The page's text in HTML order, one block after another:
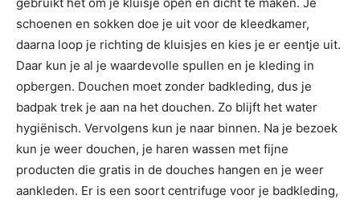
schoenen en sokken doe je uit voor de kleedkamer,
daarna loop je richting de kluisjes en kies je er eentje uit.
Daar kun je al je waardevolle spullen en je kleding in
opbergen. Douchen moet zonder badkleding, dus je
badpak trek je aan na het douchen. Zo blijft het water
hygiënisch. Vervolgens kun je naar binnen. Na je bezoek
kun je weer douchen, je haren wassen met fijne
producten die gratis in de douches hangen en je weer
aankleden. Er is een soort centrifuge voor je badkleding,